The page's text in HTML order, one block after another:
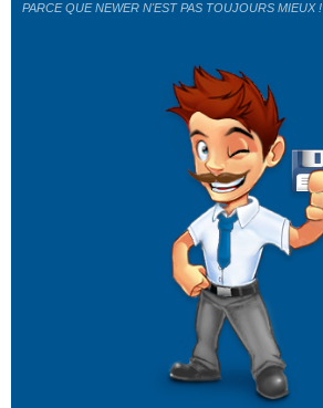
PARCE QUE NEWER N'EST PAS TOUJOURS MIEUX !